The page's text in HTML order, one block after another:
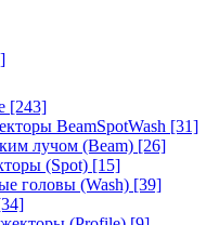
[243]
BeamSpotWash [31]
лучом (Beam) [26]
(Spot) [15]
головы (Wash) [39]